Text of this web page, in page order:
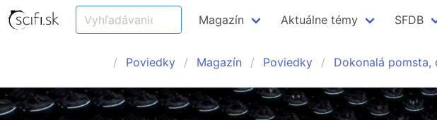
Magazín Aktuálne témy SFDB
Poviedky Magazín Poviedky Dokonalá pomsta,